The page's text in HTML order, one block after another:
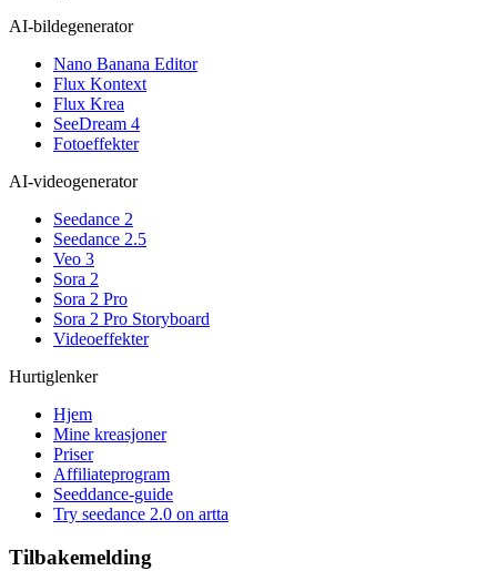
AI-bildegenerator
Nano Banana Editor
Flux Kontext
Flux Krea
SeeDream 4
Fotoeffekter
AI-videogenerator
Seedance 2
Seedance 2.5
Veo 3
Sora 2
Sora 2 Pro
Sora 2 Pro Storyboard
Videoeffekter
Hurtiglenker
Hjem
Mine kreasjoner
Priser
Affiliateprogram
Seeddance-guide
Try seedance 2.0 on artta
Tilbakemelding